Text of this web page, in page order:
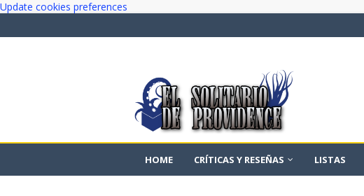
Update cookies preferences
HOME CRÍTICAS Y RESEÑAS LISTAS